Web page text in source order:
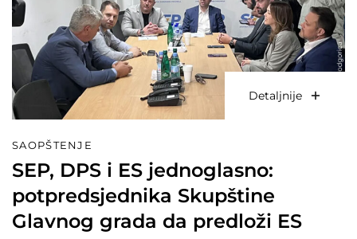
Detaljnije
SAOPŠTENJE
SEP, DPS i ES jednoglasno:
potpredsjednika Skupštine
Glavnog grada da predloži ES